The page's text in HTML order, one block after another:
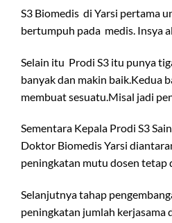
S3 Biomedis di Yarsi pertama
bertumpuh pada medis. Insya
Selain itu Prodi S3 itu punya
banyak dan makin baik.Kedua
membuat sesuatu.Misal jadi
Sementara Kepala Prodi S3
Doktor Biomedis Yarsi
peningkatan mutu dosen tetap
Selanjutnya tahap
peningkatan jumlah kerjasama